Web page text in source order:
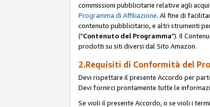
commissioni pubblicitarie relative agli
Programma di Affiliazione. Al fine di
contenuto pubblicitario, e altri strumenti
("Contenuto del Programma"). Il
prodotti su siti diversi dal Sito Amazon.
2.Requisiti di Conformità del
Devi rispettare il presente Accordo per
Devi fornirci prontamente tutte le
Se violi il presente Accordo, o se violi i